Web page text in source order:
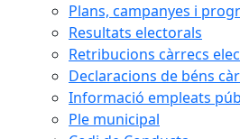
Plans, campanyes i
Resultats electorals
Retribucions càrrecs
Declaracions de béns
Informació empleats
Ple municipal